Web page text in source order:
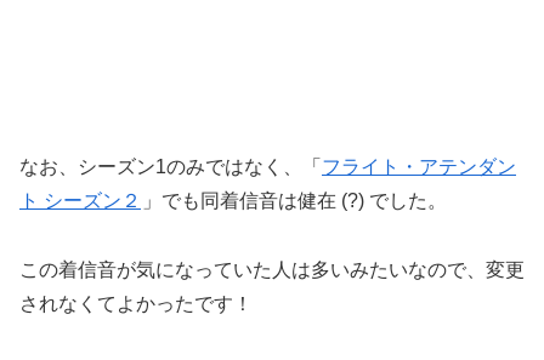
なお、シーズン1のみではなく、「 フライト・アテンダン
ト シーズン２
」でも同着信音は健在 (?) でした。
この着信音が気になっていた人は多いみたいなので、変更
されなくてよかったです！